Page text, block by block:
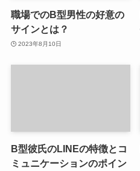
職場でのB型男性の好意の
サインとは？
2023年8月10日
B型彼氏のLINEの特徴とコ
ミュニケーションのポイン